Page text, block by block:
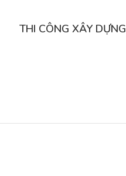
THI CÔNG XÂY DỰNG